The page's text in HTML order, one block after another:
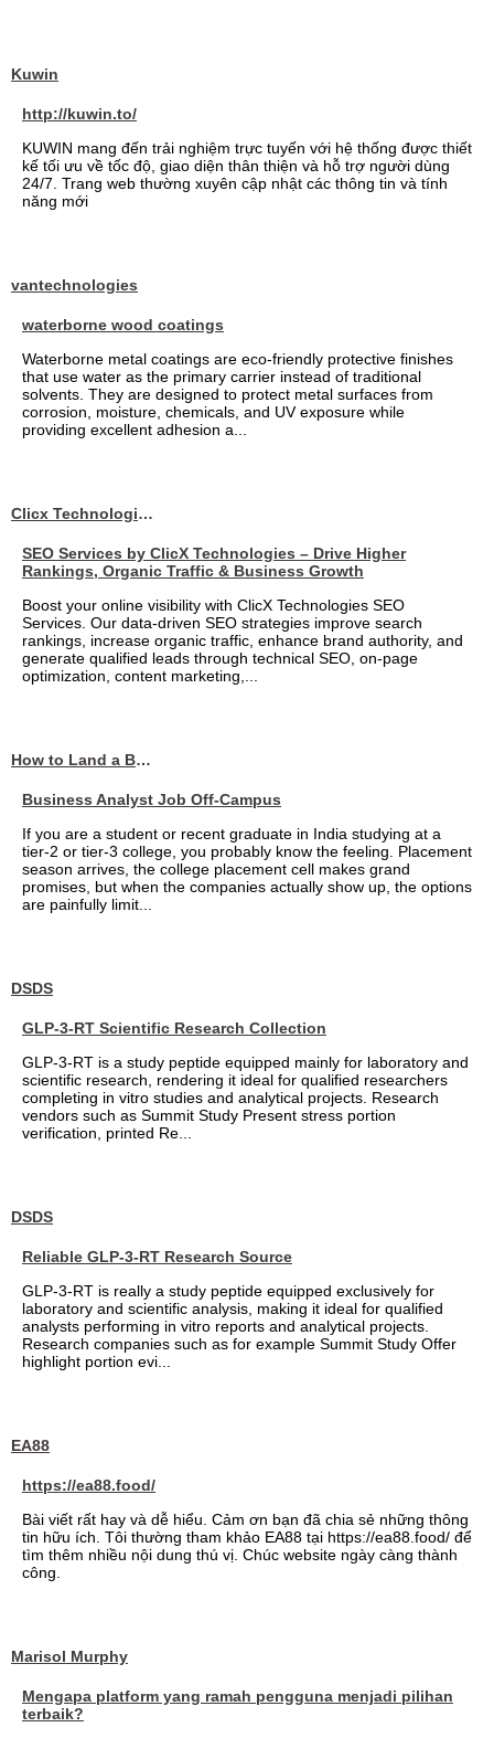
Kuwin
http://kuwin.to/
KUWIN mang đến trải nghiệm trực tuyến với hệ thống được thiết
kế tối ưu về tốc độ, giao diện thân thiện và hỗ trợ người dùng
24/7. Trang web thường xuyên cập nhật các thông tin và tính
năng mới
vantechnologies
waterborne wood coatings
Waterborne metal coatings are eco-friendly protective finishes
that use water as the primary carrier instead of traditional
solvents. They are designed to protect metal surfaces from
corrosion, moisture, chemicals, and UV exposure while
providing excellent adhesion a...
Clicx Technologies
SEO Services by ClicX Technologies – Drive Higher
Rankings, Organic Traffic & Business Growth
Boost your online visibility with ClicX Technologies SEO
Services. Our data-driven SEO strategies improve search
rankings, increase organic traffic, enhance brand authority, and
generate qualified leads through technical SEO, on-page
optimization, content marketing,...
How to Land a Business Analyst Job Off-Campus When Your College Has Zero Tech Connections
Business Analyst Job Off-Campus
If you are a student or recent graduate in India studying at a
tier-2 or tier-3 college, you probably know the feeling. Placement
season arrives, the college placement cell makes grand
promises, but when the companies actually show up, the options
are painfully limit...
DSDS
GLP-3-RT Scientific Research Collection
GLP-3-RT is a study peptide equipped mainly for laboratory and
scientific research, rendering it ideal for qualified researchers
completing in vitro studies and analytical projects. Research
vendors such as Summit Study Present stress portion
verification, printed Re...
DSDS
Reliable GLP-3-RT Research Source
GLP-3-RT is really a study peptide equipped exclusively for
laboratory and scientific analysis, making it ideal for qualified
analysts performing in vitro reports and analytical projects.
Research companies such as for example Summit Study Offer
highlight portion evi...
EA88
https://ea88.food/
Bài viết rất hay và dễ hiểu. Cảm ơn bạn đã chia sẻ những thông
tin hữu ích. Tôi thường tham khảo EA88 tại https://ea88.food/ để
tìm thêm nhiều nội dung thú vị. Chúc website ngày càng thành
công.
Marisol Murphy
Mengapa platform yang ramah pengguna menjadi pilihan
terbaik?